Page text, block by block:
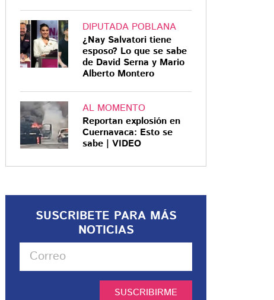
DIPUTADA POBLANA
¿Nay Salvatori tiene
esposo? Lo que se sabe
de David Serna y Mario
Alberto Montero
AL MOMENTO
Reportan explosión en
Cuernavaca: Esto se
sabe | VIDEO
SUSCRIBETE PARA MÁS
NOTICIAS
SUSCRIBIRME